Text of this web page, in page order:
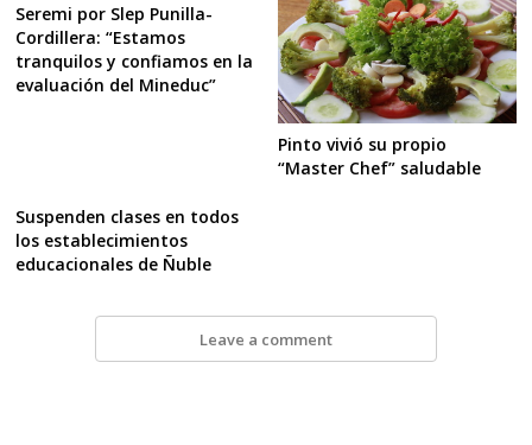
Seremi por Slep Punilla-
Cordillera: “Estamos
tranquilos y confiamos en la
evaluación del Mineduc”
Pinto vivió su propio
“Master Chef” saludable
Suspenden clases en todos
los establecimientos
educacionales de Ñuble
Leave a comment